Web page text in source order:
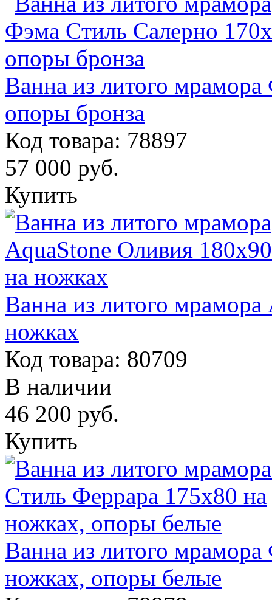
Ванна из литого
опоры бронза
Код товара: 78897
57 000 руб.
Купить
Ванна из литого
ножках
Код товара: 80709
В наличии
46 200 руб.
Купить
Ванна из литого
ножках, опоры белые